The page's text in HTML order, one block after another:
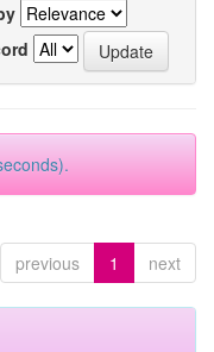
previous 1 next